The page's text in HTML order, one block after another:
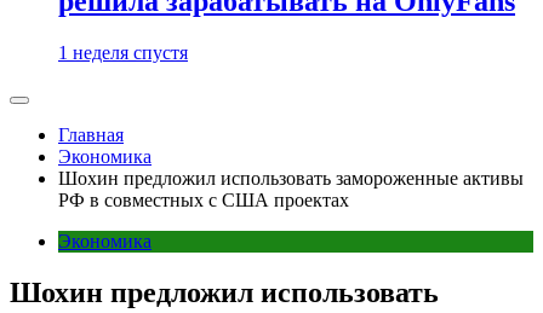
1 неделя спустя
Главная
Экономика
Шохин предложил использовать замороженные активы
РФ в совместных с США проектах
Экономика
Шохин предложил использовать